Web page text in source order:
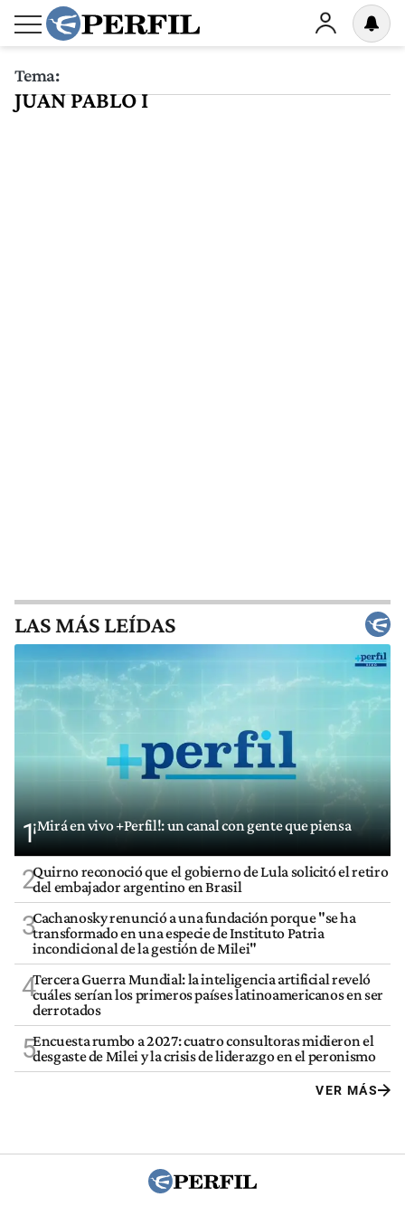
Tema:
JUAN PABLO I
LAS MÁS LEÍDAS
1¡Mirá en vivo +Perfil!: un canal con gente que piensa
2Quirno reconoció que el gobierno de Lula solicitó el retiro
del embajador argentino en Brasil
3Cachanosky renunció a una fundación porque "se ha
transformado en una especie de Instituto Patria
incondicional de la gestión de Milei"
4Tercera Guerra Mundial: la inteligencia artificial reveló
cuáles serían los primeros países latinoamericanos en ser
derrotados
5Encuesta rumbo a 2027: cuatro consultoras midieron el
desgaste de Milei y la crisis de liderazgo en el peronismo
VER MÁS